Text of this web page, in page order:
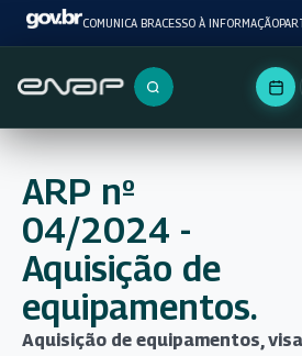
COMUNICA BRACESSO À INFORMAÇÃO
Buscar no portal
ARP nº
04/2024 -
Aquisição de
equipamentos.
Aquisição de equipamentos,